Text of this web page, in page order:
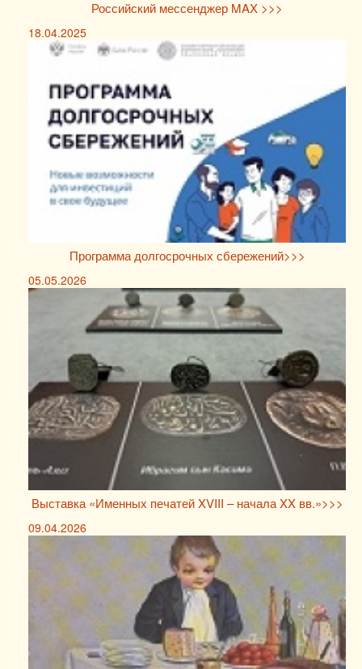
Российский мессенджер MAX >>>
18.04.2025
Программа долгосрочных сбережений>>>
05.05.2026
Выставка «Именных печатей XVIII – начала XX вв.»>>>
09.04.2026